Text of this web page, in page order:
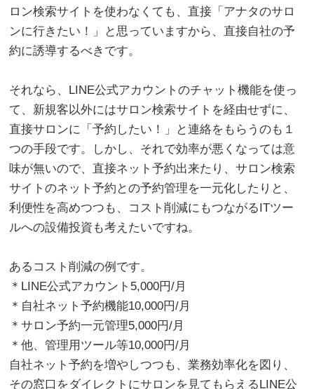
ロン検索サイトを使わなくても、直接「アナタのサロ
ンに行きたい！」と思っていますから、直接自社の予
約に誘導するべきです。
それなら、LINE公式アカウントのチャット機能を使っ
て、新規客以外にはサロン検索サイトを経由せずに、
直接サロンに「予約したい！」と連絡をもらうのも１
つの手段です。しかし、それで効率が悪くなっては意
味が無いので、直接ネット予約出来たり、サロン検索
サイトのネット予約との予約管理を一元化したりと、
利便性を高めつつも、コスト削減にもつながるITツー
ルへの設備投資も考えたいですね。
あるコスト削減の例です。
＊LINE公式アカウント5,000円/月
＊自社ネット予約機能10,000円/月
＊サロン予約一元管理5,000円/月
＊他、管理用ツール等10,000円/月
自社ネット予約を増やしつつも、業務効率化を図り、
その窓口をダイレクトにサロンを見てもらえるLINE公